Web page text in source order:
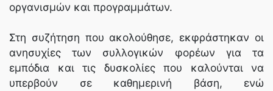
οργανισμών και προγραμμάτων.
Στη συζήτηση που ακολούθησε, εκφράστηκαν οι
ανησυχίες των συλλογικών φορέων για τα
εμπόδια και τις δυσκολίες που καλούνται να
υπερβούν σε καθημερινή βάση, ενώ